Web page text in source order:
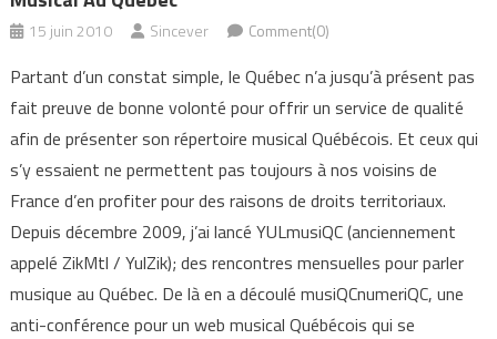
15 juin 2010 Sincever Comment(0)
Partant d’un constat simple, le Québec n’a jusqu’à présent pas
fait preuve de bonne volonté pour offrir un service de qualité
afin de présenter son répertoire musical Québécois. Et ceux qui
s’y essaient ne permettent pas toujours à nos voisins de
France d’en profiter pour des raisons de droits territoriaux.
Depuis décembre 2009, j’ai lancé YULmusiQC (anciennement
appelé ZikMtl / YulZik); des rencontres mensuelles pour parler
musique au Québec. De là en a découlé musiQCnumeriQC, une
anti-conférence pour un web musical Québécois qui se